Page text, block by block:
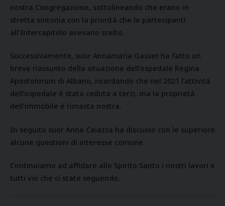
nostra Congregazione, sottolineando che erano in
stretta sintonia con la priorità che le partecipanti
all’Intercapitolo avevano scelto.
Successivamente, suor Annamaria Gasser ha fatto un
breve riassunto della situazione dell’ospedale Regina
Apostolorum di Albano, ricordando che nel 2021 l’attività
dell’ospedale è stata ceduta a terzi, ma la proprietà
dell’immobile è rimasta nostra.
In seguito suor Anna Caiazza ha discusso con le superiore
alcune questioni di interesse comune.
Continuiamo ad affidare allo Spirito Santo i nostri lavori e
tutti voi che ci state seguendo.